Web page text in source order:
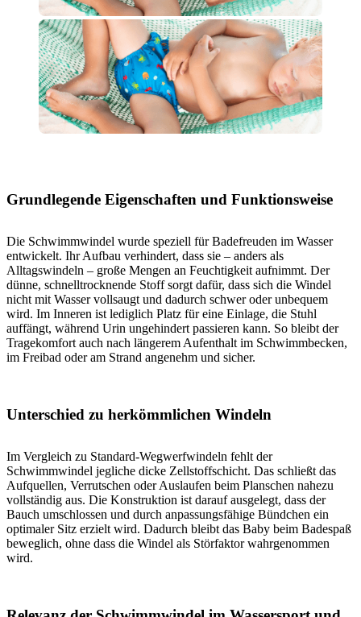
Grundlegende Eigenschaften und Funktionsweise
Die Schwimmwindel wurde speziell für Badefreuden im Wasser
entwickelt. Ihr Aufbau verhindert, dass sie – anders als
Alltagswindeln – große Mengen an Feuchtigkeit aufnimmt. Der
dünne, schnelltrocknende Stoff sorgt dafür, dass sich die Windel
nicht mit Wasser vollsaugt und dadurch schwer oder unbequem
wird. Im Inneren ist lediglich Platz für eine Einlage, die Stuhl
auffängt, während Urin ungehindert passieren kann. So bleibt der
Tragekomfort auch nach längerem Aufenthalt im Schwimmbecken,
im Freibad oder am Strand angenehm und sicher.
Unterschied zu herkömmlichen Windeln
Im Vergleich zu Standard-Wegwerfwindeln fehlt der
Schwimmwindel jegliche dicke Zellstoffschicht. Das schließt das
Aufquellen, Verrutschen oder Auslaufen beim Planschen nahezu
vollständig aus. Die Konstruktion ist darauf ausgelegt, dass der
Bauch umschlossen und durch anpassungsfähige Bündchen ein
optimaler Sitz erzielt wird. Dadurch bleibt das Baby beim Badespaß
beweglich, ohne dass die Windel als Störfaktor wahrgenommen
wird.